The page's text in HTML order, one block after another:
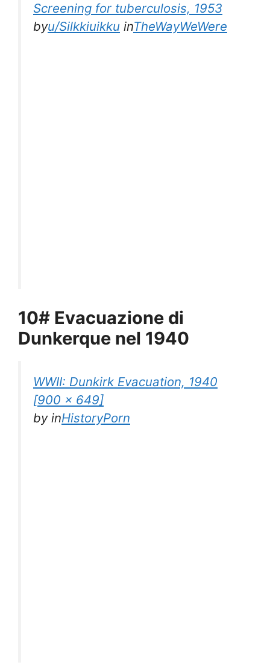
Screening for tuberculosis, 1953
byu/Silkkiuikku inTheWayWeWere
10# Evacuazione di
Dunkerque nel 1940
WWII: Dunkirk Evacuation, 1940
[900 x 649]
byinHistoryPorn